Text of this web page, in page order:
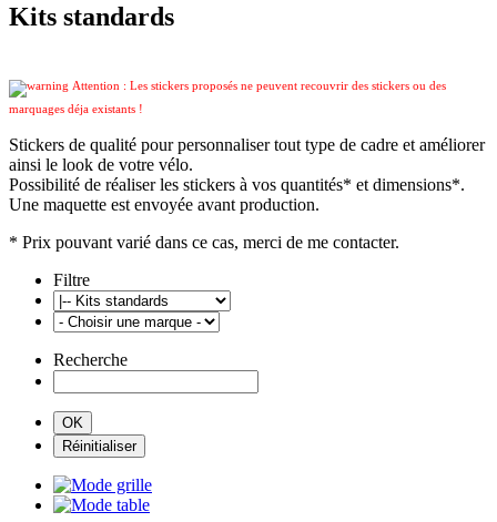
Kits standards
Attention : Les stickers proposés ne peuvent recouvrir des stickers ou des
marquages déja existants !
Stickers de qualité pour personnaliser tout type de cadre et améliorer
ainsi le look de votre vélo.
Possibilité de réaliser les stickers à vos quantités* et dimensions*.
Une maquette est envoyée avant production.
* Prix pouvant varié dans ce cas, merci de me contacter.
Filtre
Recherche